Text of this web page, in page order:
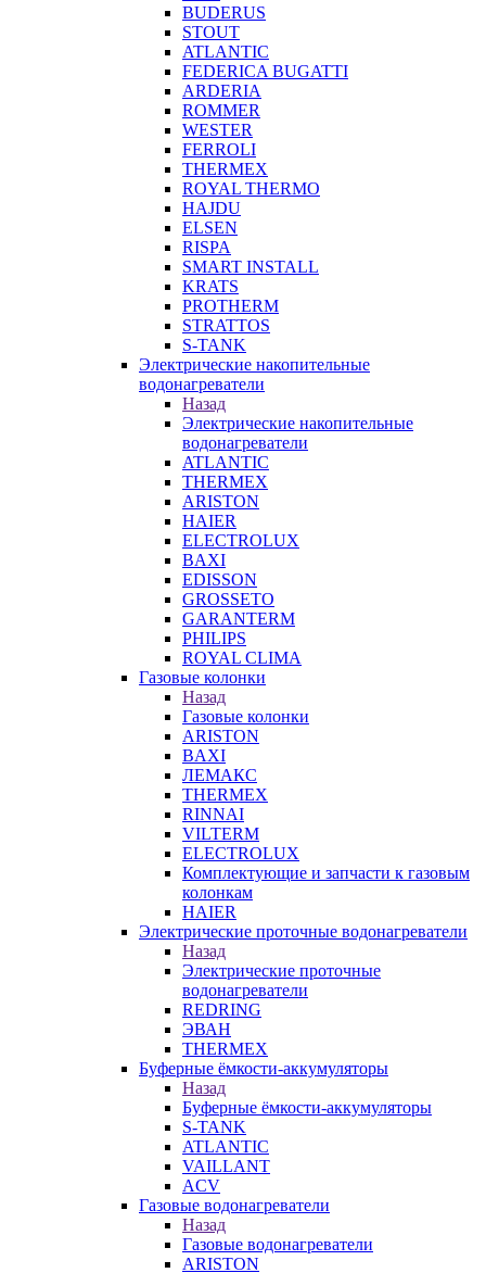
BUDERUS
STOUT
ATLANTIC
FEDERICA BUGATTI
ARDERIA
ROMMER
WESTER
FERROLI
THERMEX
ROYAL THERMO
HAJDU
ELSEN
RISPA
SMART INSTALL
KRATS
PROTHERM
STRATTOS
S-TANK
Электрические накопительные
водонагреватели
Назад
Электрические накопительные
водонагреватели
ATLANTIC
THERMEX
ARISTON
HAIER
ELECTROLUX
BAXI
EDISSON
GROSSETO
GARANTERM
PHILIPS
ROYAL CLIMA
Газовые колонки
Назад
Газовые колонки
ARISTON
BAXI
ЛЕМАКС
THERMEX
RINNAI
VILTERM
ELECTROLUX
Комплектующие и запчасти к газовым
колонкам
HAIER
Электрические проточные водонагреватели
Назад
Электрические проточные
водонагреватели
REDRING
ЭВАН
THERMEX
Буферные ёмкости-аккумуляторы
Назад
Буферные ёмкости-аккумуляторы
S-TANK
ATLANTIC
VAILLANT
ACV
Газовые водонагреватели
Назад
Газовые водонагреватели
ARISTON